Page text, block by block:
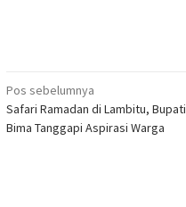
Navigasi
pos
Pos sebelumnya
Safari Ramadan di Lambitu, Bupati
Bima Tanggapi Aspirasi Warga